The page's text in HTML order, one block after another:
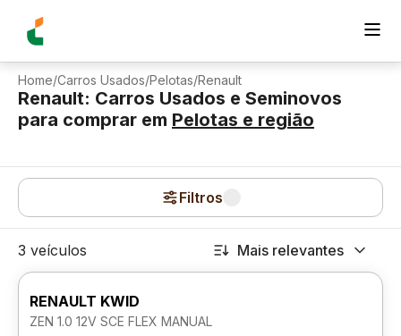
Home/Carros Usados/Pelotas/Renault
Renault: Carros Usados e Seminovos
para comprar em Pelotas e região
Filtros
3 veículos Mais relevantes
RENAULT KWID
ZEN 1.0 12V SCE FLEX MANUAL